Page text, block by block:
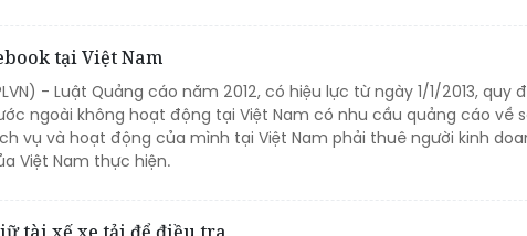
tại Việt Nam
- Luật Quảng cáo năm 2012, có hiệu lực từ ngày 1/1/2013, quy
ngoài không hoạt động tại Việt Nam có nhu cầu quảng cáo về
vụ và hoạt động của mình tại Việt Nam phải thuê người kinh
Việt Nam thực hiện.